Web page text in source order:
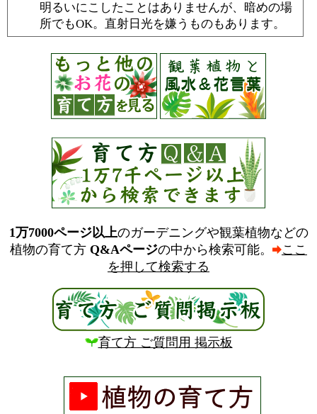
明るいにこしたことはありませんが、暗めの場
所でもOK。直射日光を嫌うものもあります。
1万7000ページ以上のガーデニングや観葉植物などの
植物の育て方 Q&Aページの中から検索可能。
ここ
を押して検索する
育て方 ご質問用 掲示板